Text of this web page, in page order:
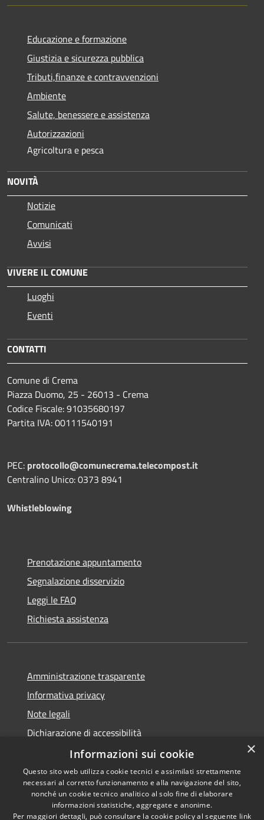
Educazione e formazione
Giustizia e sicurezza pubblica
Tributi,finanze e contravvenzioni
Ambiente
Salute, benessere e assistenza
Autorizzazioni
Agricoltura e pesca
NOVITÀ
Notizie
Comunicati
Avvisi
VIVERE IL COMUNE
Luoghi
Eventi
CONTATTI
Comune di Crema
Piazza Duomo, 25 - 26013 - Crema
Codice Fiscale: 91035680197
Partita IVA: 00111540191
PEC: protocollo@comunecrema.telecompost.it
Centralino Unico: 0373 8941
Whistleblowing
Prenotazione appuntamento
Segnalazione disservizio
Leggi le FAQ
Richiesta assistenza
Amministrazione trasparente
Informativa privacy
Note legali
Dichiarazione di accessibilità
Piano di miglioramento dei servizi
RSS
Copyright © 2026 • Comune di
×
Informazioni sui cookie
Questo sito web utilizza cookie tecnici e assimilati strettamente
necessari al corretto funzionamento e alla navigazione del sito,
nonché un cookie tecnico analitico al solo fine di elaborare
informazioni statistiche, aggregate e anonime.
Per maggiori dettagli, può consultare la cookie policy al seguente link